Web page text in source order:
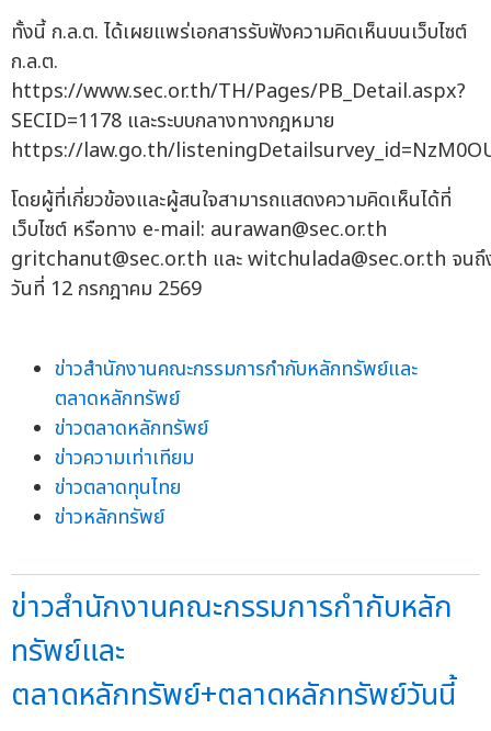
ทั้งนี้ ก.ล.ต. ได้เผยแพร่เอกสารรับฟังความคิดเห็นบนเว็บไซต์
ก.ล.ต.
https://www.sec.or.th/TH/Pages/PB_Detail.aspx?
SECID=1178 และระบบกลางทางกฎหมาย
https://law.go.th/
โดยผู้ที่เกี่ยวข้องและผู้สนใจสามารถแสดงความคิดเห็นได้ที่
เว็บไซต์ หรือทาง e-mail: aurawan@sec.or.th
gritchanut@sec.or.th และwitchulada@sec.or.th จนถึ
วันที่ 12 กรกฎาคม 2569
ข่าวสำนักงานคณะกรรมการกำกับหลักทรัพย์และ
ตลาดหลักทรัพย์
ข่าวตลาดหลักทรัพย์
ข่าวความเท่าเทียม
ข่าวตลาดทุนไทย
ข่าวหลักทรัพย์
ข่าวสำนักงานคณะกรรมการกำกับหลัก
ทรัพย์และ
ตลาดหลักทรัพย์+ตลาดหลักทรัพย์วันนี้